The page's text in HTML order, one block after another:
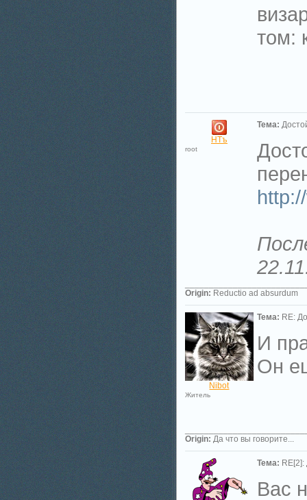
том:
НТъ
root
Тема:
Origin: Reductio ad absurdum
Nibot
Житель
Тема: RE:
И
Он
Origin: Да что вы говорите...
Тема:
Вас